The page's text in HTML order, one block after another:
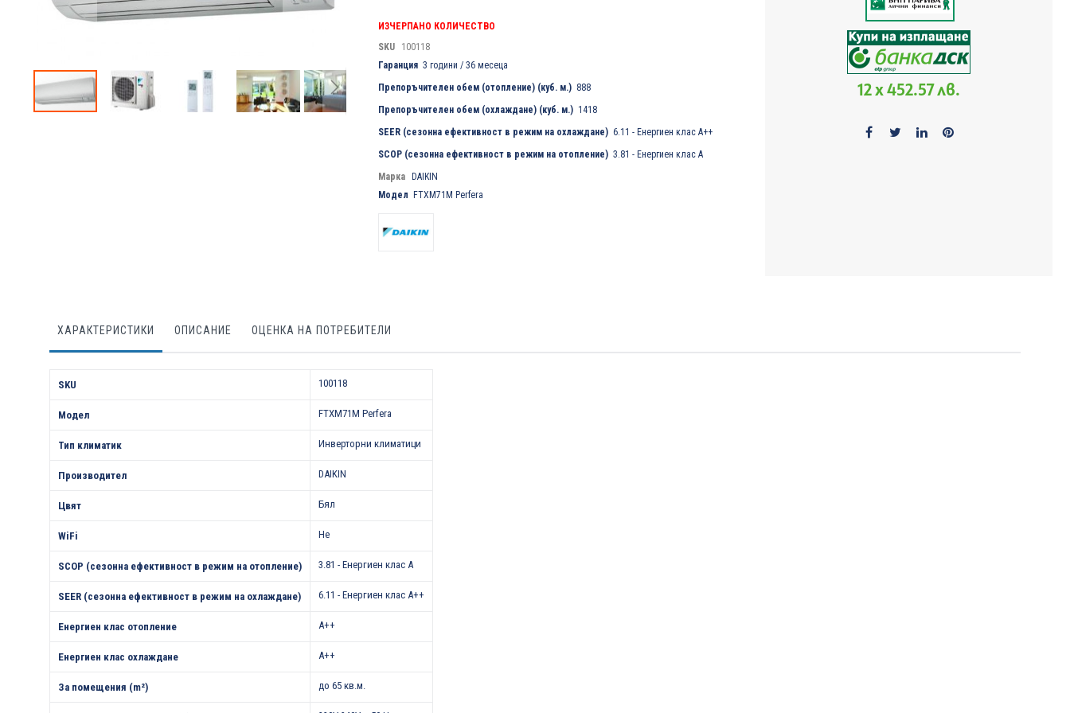
ИЗЧЕРПАНО КОЛИЧЕСТВО
SKU
100118
Гаранция 3 години / 36 месеца
Препоръчителен обем (отопление) (куб. м.) 888
Препоръчителен обем (охлаждане) (куб. м.) 1418
SEER (сезонна ефективност в режим на охлаждане) 6.11 - Енергиен клас A++
SCOP (сезонна ефективност в режим на отопление) 3.81 - Енергиен клас A
Марка DAIKIN
Модел FTXM71M Perfera
12 x 452.57 лв.
ХАРАКТЕРИСТИКИ ОПИСАНИЕ ОЦЕНКА НА ПОТРЕБИТЕЛИ
SKU
100118
Модел FTXM71M Perfera
Тип климатик Инверторни климатици
Производител DAIKIN
Цвят Бял
WiFi Не
SCOP (сезонна ефективност в режим на отопление) 3.81 - Енергиен клас A
SEER (сезонна ефективност в режим на охлаждане) 6.11 - Енергиен клас A++
Енергиен клас отопление A++
Енергиен клас охлаждане A++
За помещения (m²) до 65 кв.м.